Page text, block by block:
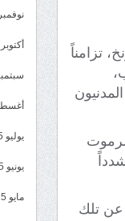
تزامناً
عن تلك
نوفمبر 2025
أكتوبر 2025
سبتمبر
أغسطس
يوليو 2025
يونيو 2025
مايو 2025